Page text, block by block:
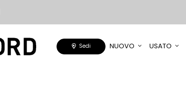
Sedi NUOVO USATO